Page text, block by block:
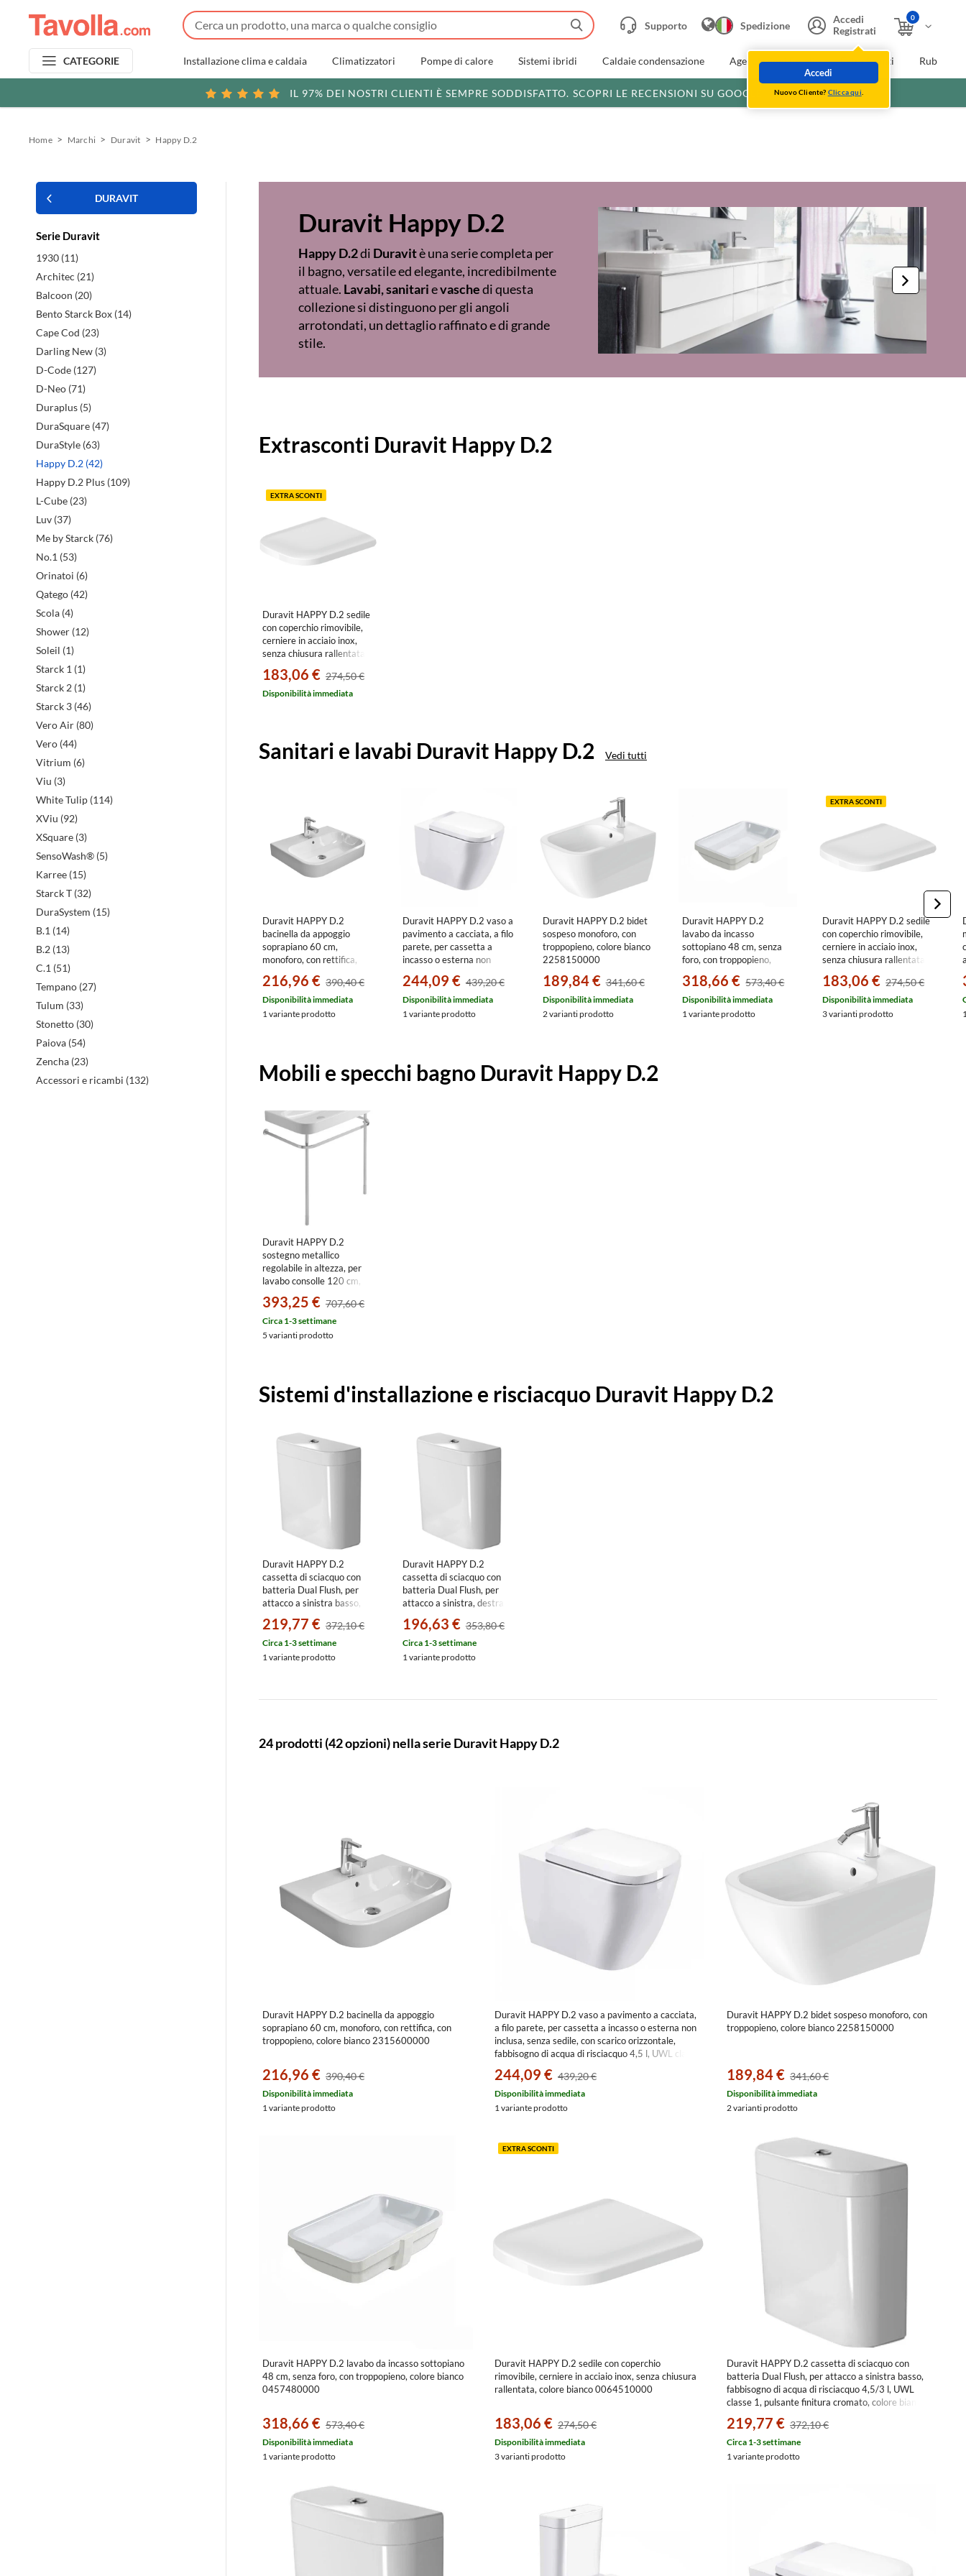
Supporto Spedizione
Accedi
Registrati
Accedi
Nuovo Cliente? Clicca qui
0
CATEGORIE Installazione clima e caldaia Climatizzatori Pompe di calore Sistemi ibridi Caldaie condensazione Agevolazioni fiscali Extra Sconti
IL 97% DEI NOSTRI CLIENTI È SEMPRE SODDISFATTO. SCOPRI LE RECENSIONI SU GOOGLE
Home Marchi Duravit Happy D.2
DURAVIT
Serie Duravit
1930 (11)
Architec (21)
Balcoon (20)
Bento Starck Box (14)
Cape Cod (23)
Darling New (3)
D-Code (127)
D-Neo (71)
Duraplus (5)
DuraSquare (47)
DuraStyle (63)
Happy D.2 (42)
Happy D.2 Plus (109)
L-Cube (23)
Luv (37)
Me by Starck (76)
No.1 (53)
Orinatoi (6)
Qatego (42)
Scola (4)
Shower (12)
Soleil (1)
Starck 1 (1)
Starck 2 (1)
Starck 3 (46)
Vero Air (80)
Vero (44)
Vitrium (6)
Viu (3)
White Tulip (114)
XViu (92)
XSquare (3)
SensoWash® (5)
Karree (15)
Starck T (32)
DuraSystem (15)
B.1 (14)
B.2 (13)
C.1 (51)
Tempano (27)
Tulum (33)
Stonetto (30)
Paiova (54)
Zencha (23)
Accessori e ricambi (132)
Duravit Happy D.2
Happy D.2di Duravitè una serie completa per
il bagno, versatile ed elegante, incredibilmente
attuale. Lavabi,sanitarievaschedi questa
collezione si distinguono per gli angoli
arrotondati, un dettaglio raffinato e di grande
stile.
in
Extrasconti Duravit Happy D.2
EXTRA SCONTI
Duravit HAPPY D.2 sedile
con coperchio rimovibile,
cerniere in acciaio inox,
senza chiusura rallentata,
0064510000
183,06 € 274,50 €
Disponibilità immediata
Sanitari e lavabi Duravit Happy D.2 Vedi tutti
Duravit HAPPY D.2
bacinella da appoggio
soprapiano 60 cm,
monoforo, con rettifica,
bianco 2315600000
216,96 € 390,40 €
Disponibilità immediata
1 variante prodotto
Duravit HAPPY D.2 vaso a
pavimento a cacciata, a filo
parete, per cassetta a
incasso o esterna non
scarico orizzontale,
fabbisogno di acqua di
risciacquo 4,5 l, UWL
244,09 € 439,20 €
Disponibilità immediata
1 variante prodotto
Duravit HAPPY D.2 bidet
sospeso monoforo, con
troppopieno, colore bianco
2258150000
189,84 € 341,60 €
Disponibilità immediata
2 varianti prodotto
Duravit HAPPY D.2
lavabo da incasso
sottopiano 48 cm, senza
foro, con troppopieno,
0457480000
318,66 € 573,40 €
Disponibilità immediata
1 variante prodotto
EXTRA SCONTI
Duravit HAPPY D.2 sedile
con coperchio rimovibile,
cerniere in acciaio inox,
senza chiusura rallentata,
0064510000
183,06 € 274,50 €
Disponibilità immediata
3 varianti prodotto
Mobili e specchi bagno Duravit Happy D.2
Duravit HAPPY D.2
sostegno metallico
regolabile in altezza, per
lavabo consolle 120 cm,
finitura cromo
0030791000
393,25 € 707,60 €
Circa 1-3 settimane
5 varianti prodotto
Sistemi d'installazione e risciacquo Duravit Happy D.2
Duravit HAPPY D.2
cassetta di sciacquo con
batteria Dual Flush, per
attacco a sinistra basso,
risciacquo 4,5/3 l, UWL
classe 1, pulsante finitura
cromato, colore bianco
219,77 € 372,10 €
Circa 1-3 settimane
1 variante prodotto
Duravit HAPPY D.2
cassetta di sciacquo con
batteria Dual Flush, per
attacco a sinistra, destra o
acqua di risciacquo 4,5/3 l,
UWL classe 1, pulsante
finitura cromato, colore
196,63 € 353,80 €
Circa 1-3 settimane
1 variante prodotto
24 prodotti (42 opzioni) nella serie Duravit Happy D.2
Duravit HAPPY D.2 bacinella da appoggio
soprapiano 60 cm, monoforo, con rettifica, con
troppopieno, colore bianco 2315600000
216,96 € 390,40 €
Disponibilità immediata
1 variante prodotto
Duravit HAPPY D.2 vaso a pavimento a cacciata,
a filo parete, per cassetta a incasso o esterna non
inclusa, senza sedile, con scarico orizzontale,
fabbisogno di acqua di risciacquo 4,5 l, UWL classe
244,09 € 439,20 €
Disponibilità immediata
1 variante prodotto
Duravit HAPPY D.2 bidet sospeso monoforo, con
troppopieno, colore bianco 2258150000
189,84 € 341,60 €
Disponibilità immediata
2 varianti prodotto
Duravit HAPPY D.2 lavabo da incasso sottopiano
48 cm, senza foro, con troppopieno, colore bianco
0457480000
318,66 € 573,40 €
Disponibilità immediata
1 variante prodotto
EXTRA SCONTI
Duravit HAPPY D.2 sedile con coperchio
rimovibile, cerniere in acciaio inox, senza chiusura
rallentata, colore bianco 0064510000
183,06 € 274,50 €
Disponibilità immediata
3 varianti prodotto
Duravit HAPPY D.2 cassetta di sciacquo con
batteria Dual Flush, per attacco a sinistra basso,
fabbisogno di acqua di risciacquo 4,5/3 l, UWL
classe 1, pulsante finitura cromato, colore bianco
219,77 € 372,10 €
Circa 1-3 settimane
1 variante prodotto